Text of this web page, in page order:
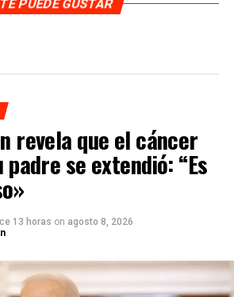
TE PUEDE GUSTAR
revela que el cáncer
se extendió: “Es
13 horas on agosto 8, 2026